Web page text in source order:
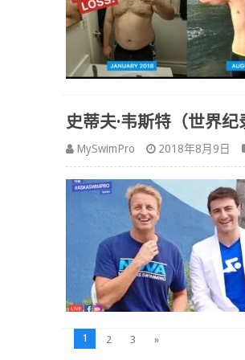
史蒂夫·韦斯特（世界
MySwimPro 2018年8月9日
1 2 3 »